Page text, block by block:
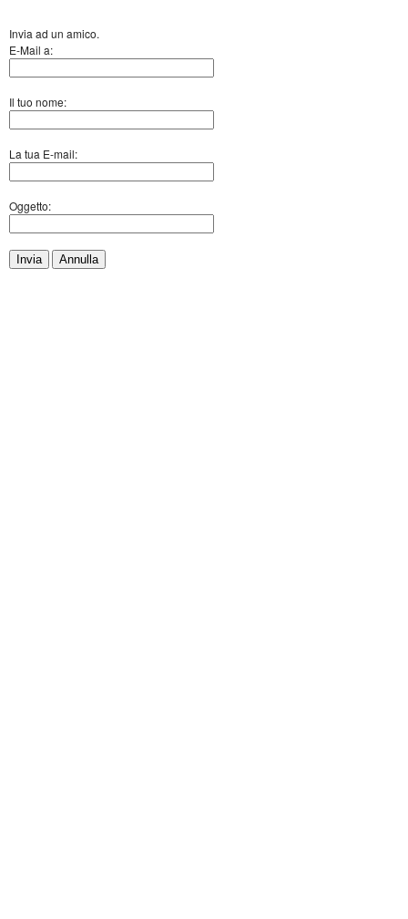
Invia ad un amico.
E-Mail a:
Il tuo nome:
La tua E-mail:
Oggetto:
Invia Annulla